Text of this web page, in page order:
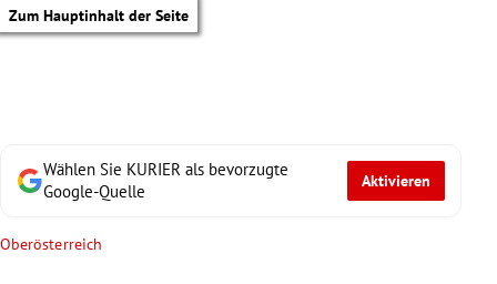
Zum Hauptinhalt der Seite
Wählen Sie KURIER als bevorzugte
Google-Quelle
Aktivieren
Oberösterreich